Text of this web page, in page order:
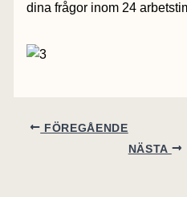
dina frågor inom 24
FÖREGÅENDE
NÄSTA